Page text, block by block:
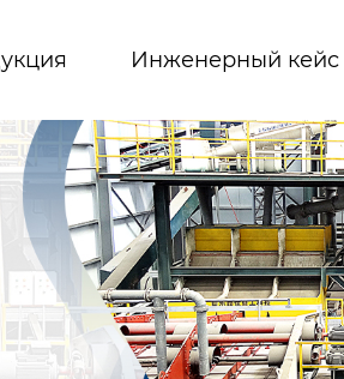
Инженерный кейс